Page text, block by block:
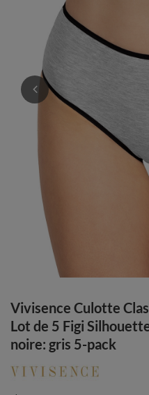
Vivisence Culotte
Lot de 5 Figi
noire: gris 5-pack